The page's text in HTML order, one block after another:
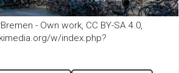
- Own work, CC BY-SA 4.0,
w/index.php?